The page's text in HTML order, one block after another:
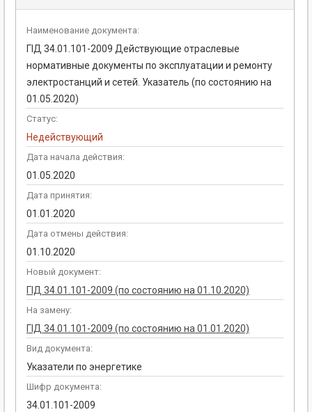
Наименование документа:
ГІД 34.01.101-2009 Действующие отраслевые
нормативные документы по эксплуатации и ремонту
электростанций и сетей. Указатель (по состоянию на
01.05.2020)
Статус:
Недействующий
Дата начала действия:
01.05.2020
Дата принятия:
01.01.2020
Дата отмены действия:
01.10.2020
Новый документ:
ГІД 34.01.101-2009 (по состоянию на 01.10.2020)
На замену:
ГІД 34.01.101-2009 (по состоянию на 01.01.2020)
Вид документа:
Указатели по энергетике
Шифр документа:
34.01.101-2009